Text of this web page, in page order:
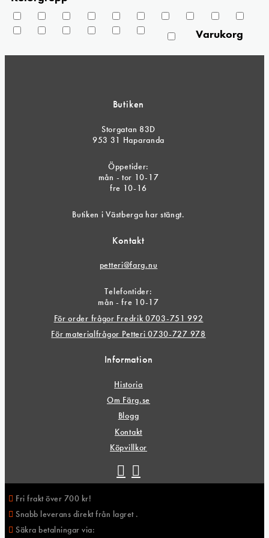
Varukorg
Butiken
Storgatan 83D
953 31 Haparanda
Öppetider:
mån - tor 10-17
fre 10-16
Butiken i Västberga har stängt.
Kontakt
petteri@farg.nu
Telefontider:
mån - fre 10-17
För order frågor Fredrik 0703-751 992
För materialfrågor Petteri 0730-727 978
Information
Historia
Om Färg.se
Blogg
Kontakt
Köpvillkor
Fri frakt över 700 kr!
Snabb leverans direkt från lagret .
Säkra betalningar via: